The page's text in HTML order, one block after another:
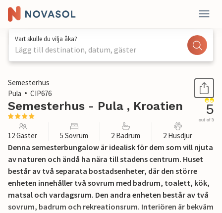
Vart skulle du vilja åka?
Lägg till destination, datum, gäster
1 / 42
Semesterhus
Pula
CIP676
Semesterhus - Pula , Kroatien 5
out of 5
12 Gäster 5 Sovrum 2 Badrum 2 Husdjur
Denna semesterbungalow är idealisk för dem som vill njuta
av naturen och ändå ha nära till stadens centrum. Huset
består av två separata bostadsenheter, där den större
enheten innehåller två sovrum med badrum, toalett, kök,
matsal och vardagsrum. Den andra enheten består av två
sovrum, badrum och rekreationsrum. Interiören är bekväm